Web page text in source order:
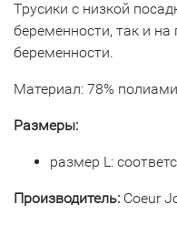
Трусики с низкой
беременности, так и
беременности.
Материал: 78%
Размеры:
размер L:
Производитель: Coeur